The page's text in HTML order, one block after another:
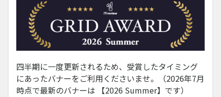
四半期に一度更新されるため、受賞したタイミング
にあったバナーをご利用くださいませ。（2026年7月
時点で最新のバナーは 【2026 Summer】です）